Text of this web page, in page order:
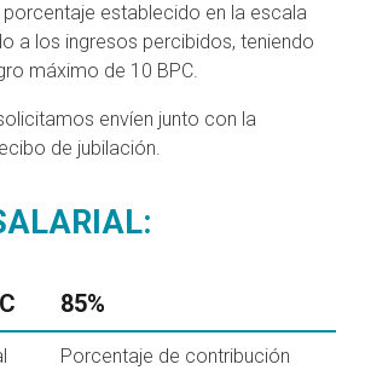
porcentaje establecido en la escala
a los ingresos percibidos, teniendo
máximo de 10 BPC.
envíen junto con la
de jubilación.
85%
Porcentaje de contribución